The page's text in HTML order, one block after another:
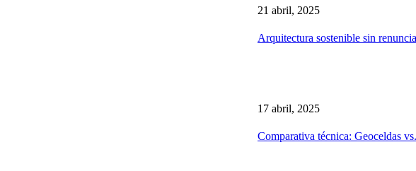
21 abril, 2025
Arquitectura sostenible sin
17 abril, 2025
Comparativa técnica: Geoceldas vs.